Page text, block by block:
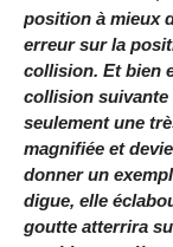
position à mieux
erreur sur la
collision. Et bien
collision suivante
seulement une
magnifiée et
donner un
digue, elle
goutte atterrira